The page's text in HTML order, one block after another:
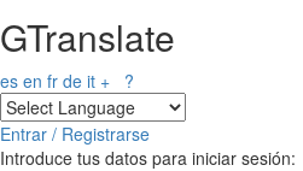
GTranslate
es en fr de it + ?
Entrar / Registrarse
Introduce tus datos para iniciar sesión: